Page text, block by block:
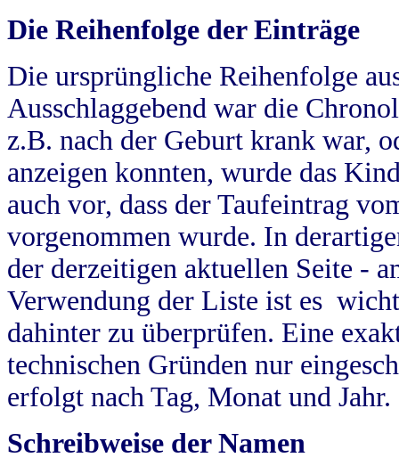
Die Reihenfolge der Einträge
Die ursprüngliche Reihenfolge
Ausschlaggebend war die
z.B. nach der Geburt krank war,
anzeigen konnten, wurde das
auch vor, dass der Taufeintrag
vorgenommen wurde. In
der derzeitigen aktuellen Seite -
Verwendung der Liste ist es
dahinter zu überprüfen. Eine
technischen Gründen nur
erfolgt nach Tag, Monat und Jahr.
Schreibweise der Namen